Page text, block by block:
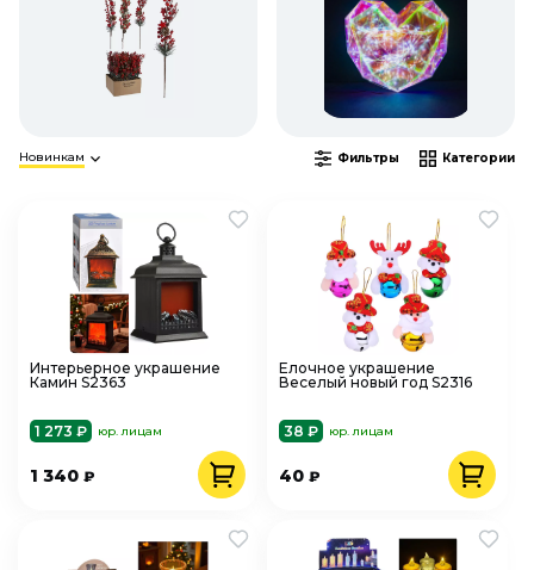
Новинкам Фильтры Категории
Интерьерное украшение
Камин S2363
1 273 ₽ юр. лицам
1 340 ₽
Елочное украшение
Веселый новый год S2316
38 ₽ юр. лицам
40₽